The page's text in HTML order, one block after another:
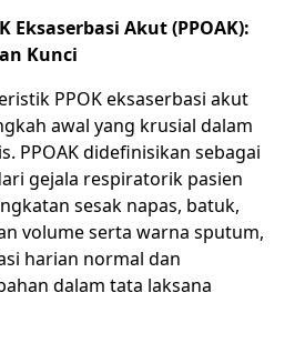
Eksaserbasi Akut (PPOAK):
Kunci
PPOK eksaserbasi akut
awal yang krusial dalam
PPOAK didefinisikan sebagai
gejala respiratorik pasien
sesak napas, batuk,
volume serta warna sputum,
harian normal dan
dalam tata laksana